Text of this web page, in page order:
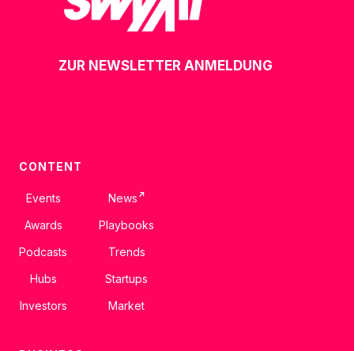
ZUR NEWSLETTER ANMELDUNG
CONTENT
Events
Awards
Podcasts
Hubs
Investors
News ↗
Playbooks
Trends
Startups
Market